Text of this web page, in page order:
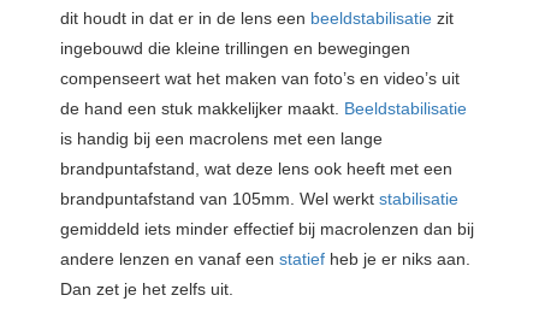
dit houdt in dat er in de lens een beeldstabilisatie zit
ingebouwd die kleine trillingen en bewegingen
compenseert wat het maken van foto’s en video’s uit
de hand een stuk makkelijker maakt. Beeldstabilisatie
is handig bij een macrolens met een lange
brandpuntafstand, wat deze lens ook heeft met een
brandpuntafstand van 105mm. Wel werkt stabilisatie
gemiddeld iets minder effectief bij macrolenzen dan bij
andere lenzen en vanaf een statief heb je er niks aan.
Dan zet je het zelfs uit.